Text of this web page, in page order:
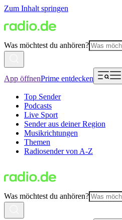
Zum Inhalt springen
Was möchtest du anhören?
App öffnenPrime entdecken
Top Sender
Podcasts
Live Sport
Sender aus deiner Region
Musikrichtungen
Themen
Radiosender von A-Z
Was möchtest du anhören?